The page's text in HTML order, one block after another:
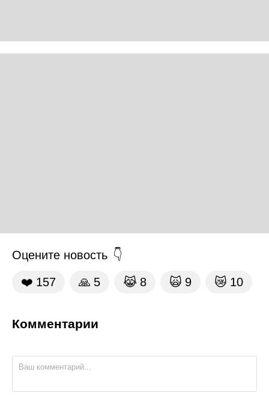
Оцените новость
❤️ 157 🙏 5 😹 8 🙀 9 😿 10
Комментарии